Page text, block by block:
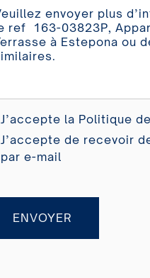
J’accepte la Politique
J’accepte de recevoir
par e-mail
ENVOYER